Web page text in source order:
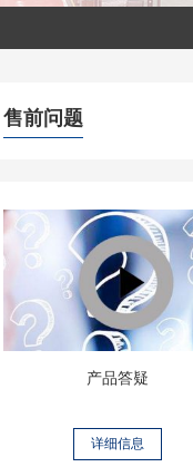
售前问题
产品答疑
详细信息